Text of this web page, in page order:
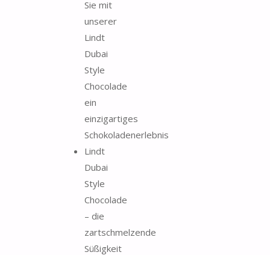
Sie mit
unserer
Lindt
Dubai
Style
Chocolade
ein
einzigartiges
Schokoladenerlebnis
Lindt
Dubai
Style
Chocolade
– die
zartschmelzende
Süßigkeit